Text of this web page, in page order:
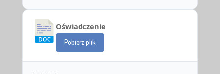
Oświadczenie
Pobierz plik